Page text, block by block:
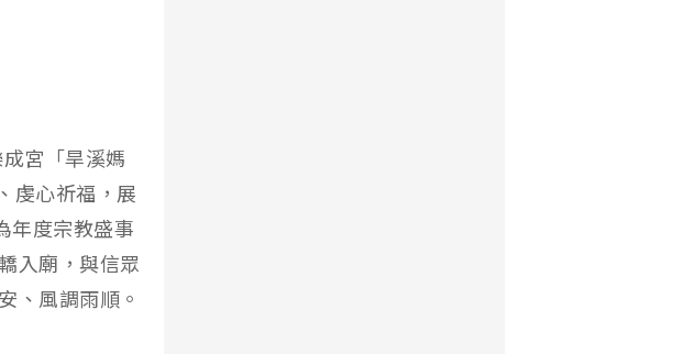
宮「旱溪媽
虔心祈福，展
年度宗教盛事
入廟，與信眾
、風調雨順。